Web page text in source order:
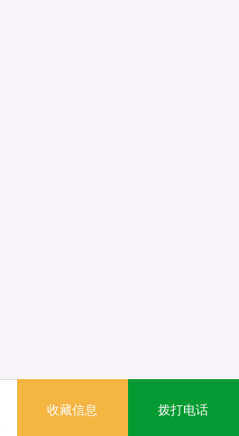
收藏信息 拨打电话